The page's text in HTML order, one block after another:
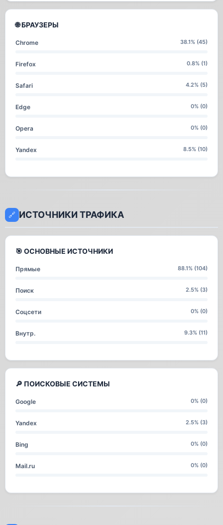
🌐 БРАУЗЕРЫ
Chrome 38.1% (45)
Firefox 0.8% (1)
Safari 4.2% (5)
Edge 0% (0)
Opera 0% (0)
Yandex 8.5% (10)
🔗 ИСТОЧНИКИ ТРАФИКА
🎯 ОСНОВНЫЕ ИСТОЧНИКИ
Прямые 88.1% (104)
Поиск 2.5% (3)
Соцсети 0% (0)
Внутр. 9.3% (11)
🔎 ПОИСКОВЫЕ СИСТЕМЫ
Google 0% (0)
Yandex 2.5% (3)
Bing 0% (0)
Mail.ru 0% (0)